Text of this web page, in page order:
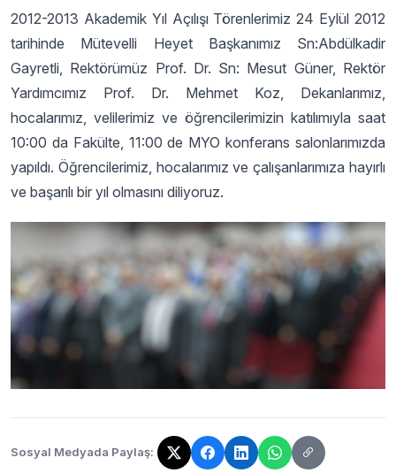
2012-2013 Akademik Yıl Açılışı Törenlerimiz 24 Eylül 2012
tarihinde Mütevelli Heyet Başkanımız Sn:Abdülkadir
Gayretli, Rektörümüz Prof. Dr. Sn: Mesut Güner, Rektör
Yardımcımız Prof. Dr. Mehmet Koz, Dekanlarımız,
hocalarımız, velilerimiz ve öğrencilerimizin katılımıyla saat
10:00 da Fakülte, 11:00 de MYO konferans salonlarımızda
yapıldı. Öğrencilerimiz, hocalarımız ve çalışanlarımıza hayırlı
ve başarılı bir yıl olmasını diliyoruz.
Sosyal Medyada Paylaş:
Bağlantı kopyalandı!